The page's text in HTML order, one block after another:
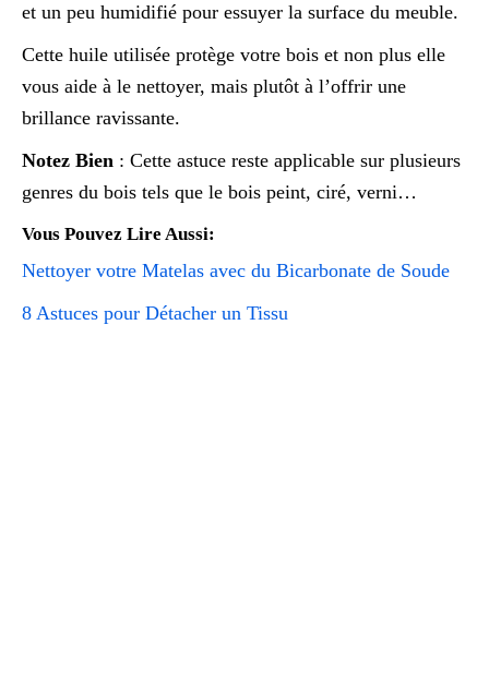
et un peu humidifié pour essuyer la surface du meuble.
Cette huile utilisée protège votre bois et non plus elle
vous aide à le nettoyer, mais plutôt à l’offrir une
brillance ravissante.
Notez Bien : Cette astuce reste applicable sur plusieurs
genres du bois tels que le bois peint, ciré, verni…
Vous Pouvez Lire Aussi:
Nettoyer votre Matelas avec du Bicarbonate de Soude
8 Astuces pour Détacher un Tissu